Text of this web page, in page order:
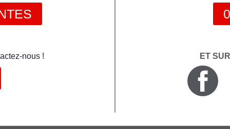
nous ! ET